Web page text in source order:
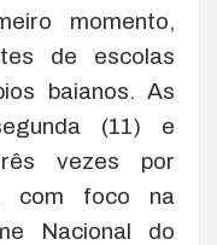
momento,
de escolas
baianos. As
(11) e
vezes por
com foco na
Nacional do